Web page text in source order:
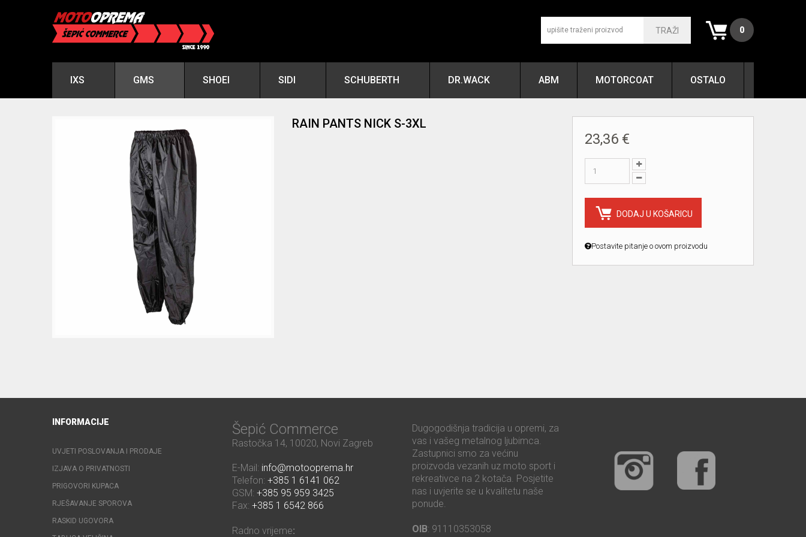
0
TRAŽI
IXS GMS SHOEI SIDI SCHUBERTH DR.WACK ABM MOTORCOAT OSTALO
RAIN PANTS NICK S-3XL
23,36 €
DODAJ U KOŠARICU
Postavite pitanje o ovom proizvodu
INFORMACIJE
UVJETI POSLOVANJA I PRODAJE
IZJAVA O PRIVATNOSTI
PRIGOVORI KUPACA
RJEŠAVANJE SPOROVA
RASKID UGOVORA
Šepić Commerce
Rastočka 14, 10020, Novi Zagreb
E-Mail: info@motooprema.hr
Telefon: +385 1 6141 062
GSM: +385 95 959 3425
Fax: +385 1 6542 866
Radno vrijeme:
Dugogodišnja tradicija u opremi, za
vas i vašeg metalnog ljubimca.
Zastupnici smo za većinu
proizvoda vezanih uz moto sport i
rekreativce na 2 kotača. Posjetite
nas i uvjerite se u kvalitetu naše
ponude.
OIB: 91110353058